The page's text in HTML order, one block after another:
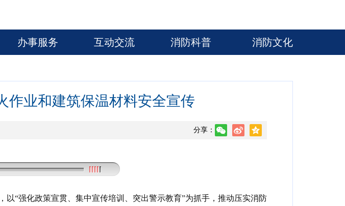
办事服务 互动交流 消防科普 消防文化
作业和建筑保温材料安全宣传
分享：
， 以“强化政策宣贯、集中宣传培训、突出警示教育”为抓手 ， 推动压实消防